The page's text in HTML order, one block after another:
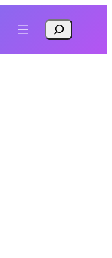
Suchen